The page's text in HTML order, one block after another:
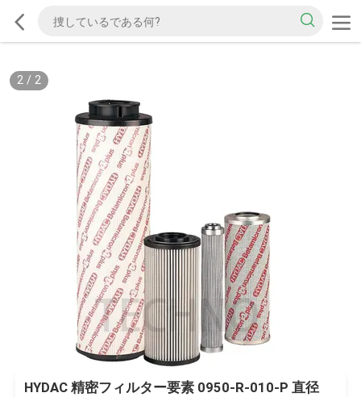
2/ 2
HYDAC 精密フィルター要素 0950-R-010-P 直径